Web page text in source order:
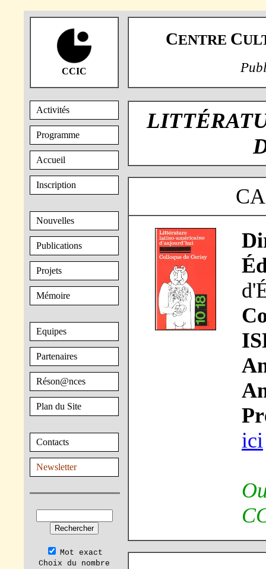
CCIC
CENTRE C
Activités
Programme
Accueil
Inscription
Nouvelles
Publications
Projets
Mémoire
Equipes
Partenaires
Réson@nces
Plan du Site
Contacts
Newsletter
Mot exact
Choix du nombre
ici